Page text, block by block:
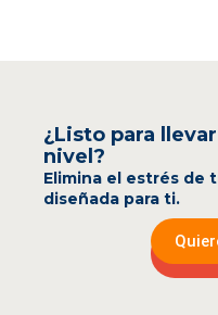
¿Listo para
nivel?
Elimina el estrés de
diseñada para ti.